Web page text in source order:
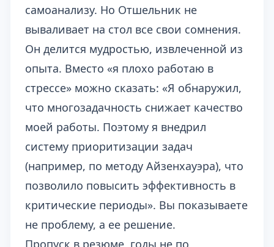
самоанализу. Но Отшельник не
вываливает на стол все свои сомнения.
Он делится мудростью, извлеченной из
опыта. Вместо «я плохо работаю в
стрессе» можно сказать: «Я обнаружил,
что многозадачность снижает качество
моей работы. Поэтому я внедрил
систему приоритизации задач
(например, по методу Айзенхауэра), что
позволило повысить эффективность в
критические периоды». Вы показываете
не проблему, а ее решение.
Пропуск в резюме, годы не по